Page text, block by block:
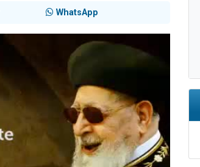
WhatsApp